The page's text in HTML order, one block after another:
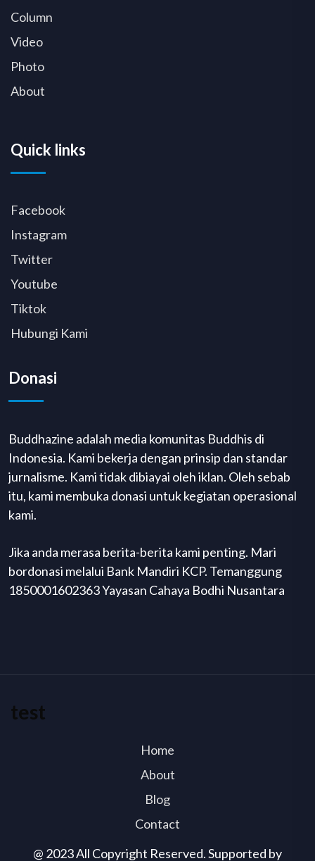
Column
Video
Photo
About
Quick links
Facebook
Instagram
Twitter
Youtube
Tiktok
Hubungi Kami
Donasi
Buddhazine adalah media komunitas Buddhis di
Indonesia. Kami bekerja dengan prinsip dan standar
jurnalisme. Kami tidak dibiayai oleh iklan. Oleh sebab
itu, kami membuka donasi untuk kegiatan operasional
kami.
Jika anda merasa berita-berita kami penting. Mari
bordonasi melalui Bank Mandiri KCP. Temanggung
1850001602363 Yayasan Cahaya Bodhi Nusantara
@ 2023 All Copyright Reserved. Supported by
test
Home
About
Blog
Contact